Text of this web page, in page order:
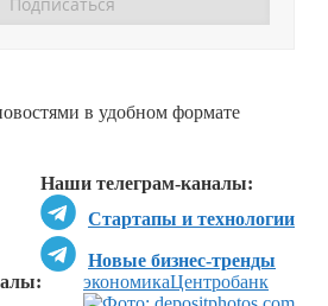
в удобном формате
Наши телеграм-каналы:
Стартапы и технологии
Новые бизнес-тренды
экономикаЦентробанк